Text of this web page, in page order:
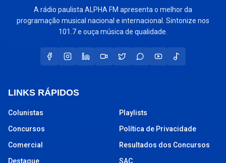
A rádio paulista ALPHA FM apresenta o melhor da
programação musical nacional e internacional. Sintonize nos
101.7 e ouça música de qualidade.
LINKS RÁPIDOS
Colunistas
Concursos
Comercial
Destaque
Playlists
Política de Privacidade
Resultados dos Concursos
SAC